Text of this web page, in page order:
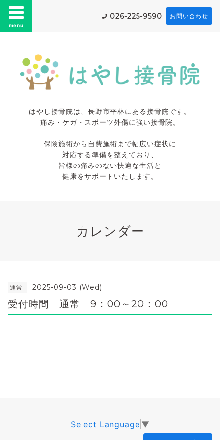
menu
026-225-9590 お問い合わせ
はやし接骨院は、長野市平林にある接骨院です。
痛み・ケガ・スポーツ外傷に強い接骨院。
保険施術から自費施術まで幅広い症状に
対応する準備を整えており、
皆様の痛みのない快適な生活と
健康をサポートいたします。
カレンダー
通常 2025-09-03 (Wed)
受付時間 通常 9：00～20：00
Select Language ▼